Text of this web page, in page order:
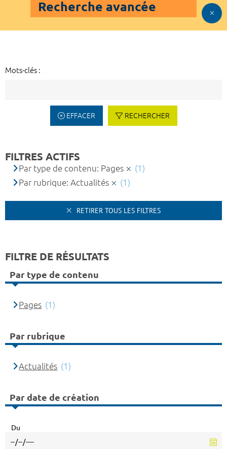
Recherche avancée
Mots-clés :
EFFACER RECHERCHER
FILTRES ACTIFS
Par type de contenu: Pages
(1)
Par rubrique: Actualités
(1)
RETIRER TOUS LES FILTRES
FILTRE DE RÉSULTATS
Par type de contenu
Pages (1)
Par rubrique
Actualités (1)
Par date de création
Du